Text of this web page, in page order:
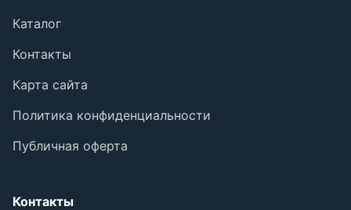
Каталог
Контакты
Карта сайта
Политика конфиденциальности
Публичная оферта
Контакты